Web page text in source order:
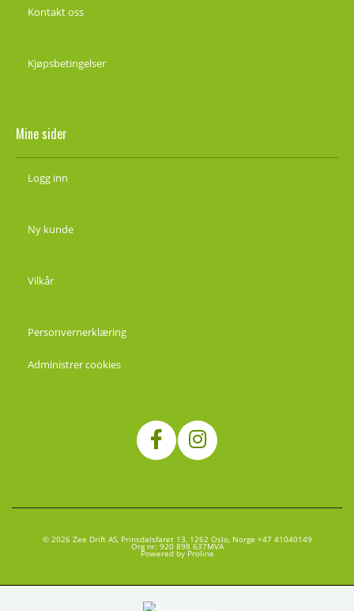
Kontakt oss
Kjøpsbetingelser
Mine sider
Logg inn
Ny kunde
Vilkår
Personvernerklæring
Administrer cookies
© 2026 Zee Drift AS, Prinsdalsfaret 13, 1262 Oslo, Norge +47 41040149
Org nr: 920 898 637MVA
Powered by Proline